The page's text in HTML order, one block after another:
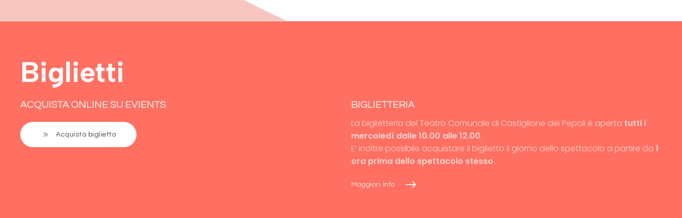
Biglietti
ACQUISTA ONLINE SU EVIENTS
Acquista biglietto
BIGLIETTERIA
La biglietteria del Teatro Comunale di Castiglione dei Pepoli è aperta tutti i
mercoledì dalle 10.00 alle 12.00.
E’ inoltre possibile acquistare il biglietto il giorno dello spettacolo a partire da 1
ora prima dello spettacolo stesso.
Maggiori info